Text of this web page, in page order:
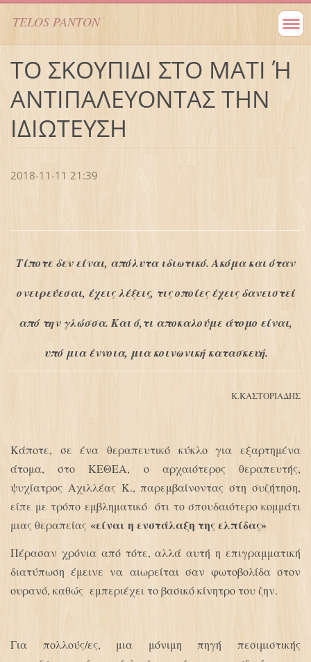
TELOS PANTON
ΤΟ ΣΚΟΥΠΙΔΙ ΣΤΟ ΜΑΤΙ Ή
ΑΝΤΙΠΑΛΕΥΟΝΤΑΣ ΤΗΝ
ΙΔΙΩΤΕΥΣΗ
2018-11-11 21:39
Τίποτε δεν είναι, απόλυτα ιδιωτικό. Ακόμα και όταν
ονειρεύεσαι, έχεις λέξεις, τις οποίες έχεις δανειστεί
από την γλώσσα. Και ό,τι αποκαλούμε άτομο είναι,
υπό μια έννοια, μια κοινωνική κατασκευή.
K.ΚΑΣΤΟΡΙΑΔΗΣ
Κάποτε, σε ένα θεραπευτικό κύκλο για εξαρτημένα
άτομα, στο ΚΕΘΕΑ, ο αρχαιότερος θεραπευτής,
ψυχίατρος Αχιλλέας Κ., παρεμβαίνοντας στη συζήτηση,
είπε με τρόπο εμβληματικό ότι το σπουδαιότερο κομμάτι
μιας θεραπείας «είναι η ενστάλαξη της ελπίδας»
Πέρασαν χρόνια από τότε, αλλά αυτή η επιγραμματική
διατύπωση έμεινε να αιωρείται σαν φωτοβολίδα στον
ουρανό, καθώς εμπεριέχει το βασικό κίνητρο του ζην.
Για πολλούς/ες, μια μόνιμη πηγή πεσιμιστικής